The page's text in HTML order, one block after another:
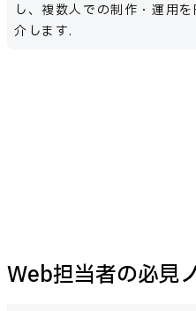
し、複数人での制作・運用
介します.
Web担当者の必見